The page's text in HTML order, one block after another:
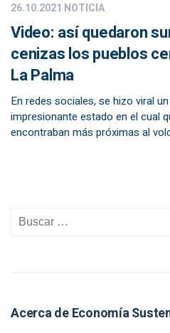
26.10.2021 NOTICIA
Video: así quedaron
cenizas los pueblos
La Palma
En redes sociales, se hizo viral
impresionante estado en el cual
encontraban más próximas al
Acerca de Economía